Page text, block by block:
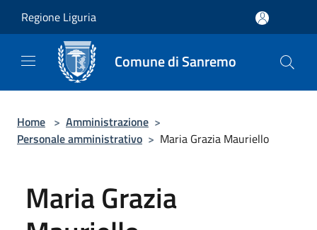
Regione Liguria
Comune di Sanremo
Home > Amministrazione >
Personale amministrativo > Maria Grazia Mauriello
Maria Grazia